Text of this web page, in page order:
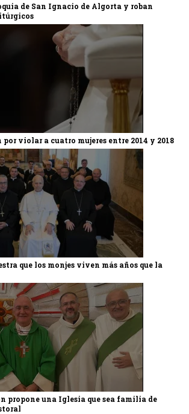
de San Ignacio de Algorta y roban
por violar a cuatro mujeres entre 2014 y 2018
que los monjes viven más años que la
propone una Iglesia que sea familia de